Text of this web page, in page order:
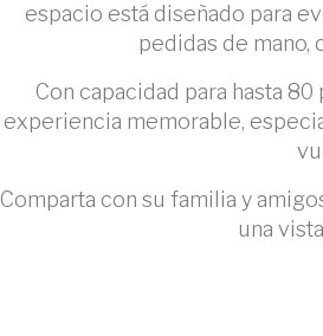
espacio está diseñado para
pedidas de
Con capacidad para hasta
experiencia memorable,
Comparta con su familia y
una